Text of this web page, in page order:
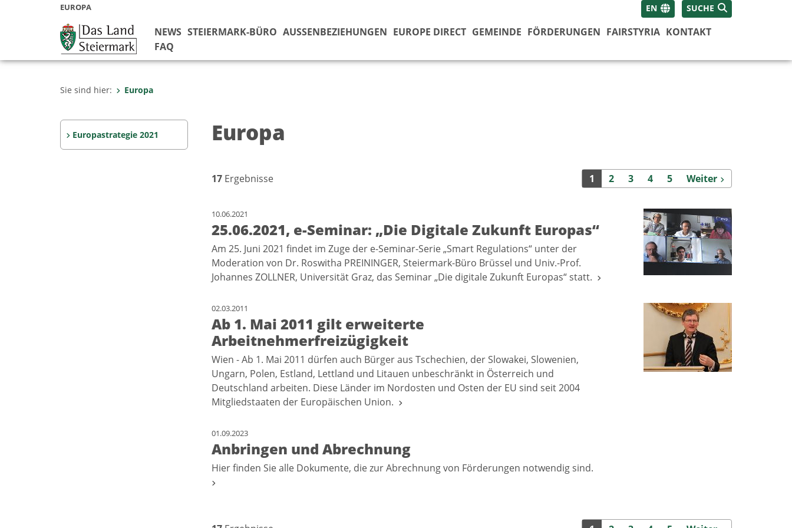
EUROPA SUCHE
EN
NEWS STEIERMARK-BÜRO AUSSENBEZIEHUNGEN EUROPE DIRECT GEMEINDE FÖRDERUNGEN FAIRSTYRIA KONTAKT
FAQ
Sie sind hier: Europa
Europastrategie 2021 Europa
17Ergebnisse 1 2 3 4 5 Weiter
Weiter
10.06.2021
25.06.2021, e-Seminar: „Die Digitale Zukunft Europas“
Am 25. Juni 2021 findet im Zuge der e-Seminar-Serie „Smart Regulations“ unter der
Moderation von Dr. Roswitha PREININGER, Steiermark-Büro Brüssel und Univ.-Prof.
Johannes ZOLLNER, Universität Graz, das Seminar „Die digitale Zukunft Europas“ statt.
02.03.2011
Ab 1. Mai 2011 gilt erweiterte
Arbeitnehmerfreizügigkeit
Wien - Ab 1. Mai 2011 dürfen auch Bürger aus Tschechien, der Slowakei, Slowenien,
Ungarn, Polen, Estland, Lettland und Litauen unbeschränkt in Österreich und
Deutschland arbeiten. Diese Länder im Nordosten und Osten der EU sind seit 2004
Mitgliedstaaten der Europäischen Union.
01.09.2023
Anbringen und Abrechnung
Hier finden Sie alle Dokumente, die zur Abrechnung von Förderungen notwendig sind.